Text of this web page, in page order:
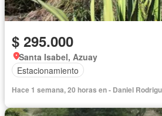
$ 295.000
Santa Isabel, Azuay
Estacionamiento
Hace 1 semana, 20 horas en - Daniel